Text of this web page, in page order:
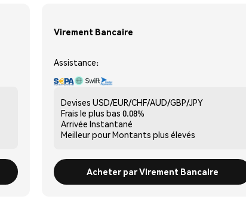
Virement Bancaire
Assistance:
Devises USD/EUR/CHF/AUD/GBP/JPY
Frais le plus bas 0.08%
Arrivée Instantané
Meilleur pourMontants plus élevés
Acheter par Virement Bancaire